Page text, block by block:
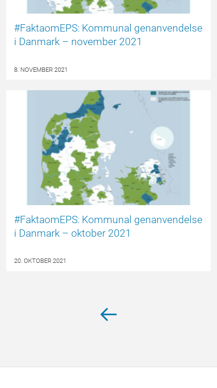
#FaktaomEPS: Kommunal genanvendelse
i Danmark – november 2021
8. NOVEMBER 2021
#FaktaomEPS: Kommunal genanvendelse
i Danmark – oktober 2021
20. OKTOBER 2021
EPSBLOGGEN